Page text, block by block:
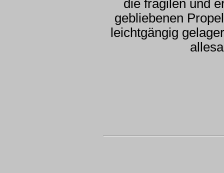
die fragilen und
gebliebenen
leichtgängig